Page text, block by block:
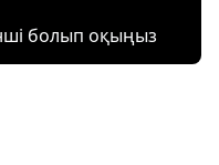
болып оқыңыз